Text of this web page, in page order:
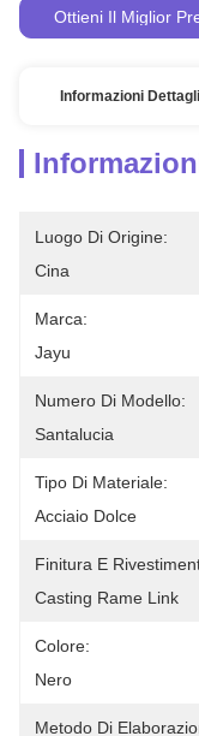
Ottieni Il Miglior
Informazioni
Luogo Di Origine:
Cina
Marca:
Jayu
Numero Di Modello:
Santalucia
Tipo Di Materiale:
Acciaio Dolce
Finitura E
Casting Rame Link
Colore:
Nero
Metodo Di